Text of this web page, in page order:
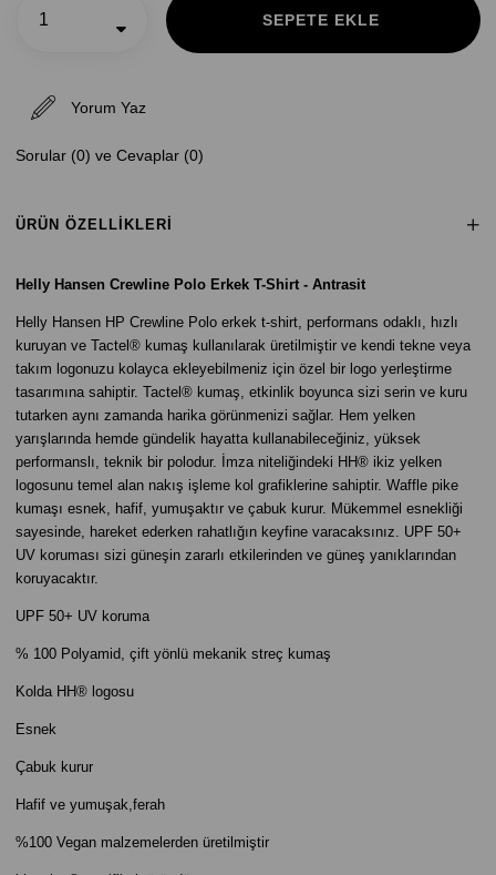
Yorum Yaz
Sorular (0) ve Cevaplar (0)
ÜRÜN ÖZELLIKLERI
Helly Hansen Crewline Polo Erkek T-Shirt - Antrasit
Helly Hansen HP Crewline Polo erkek t-shirt, performans odaklı, hızlı
kuruyan ve Tactel® kumaş kullanılarak üretilmiştir ve kendi tekne veya
takım logonuzu kolayca ekleyebilmeniz için özel bir logo yerleştirme
tasarımına sahiptir. Tactel® kumaş, etkinlik boyunca sizi serin ve kuru
tutarken aynı zamanda harika görünmenizi sağlar. Hem yelken
yarışlarında hemde gündelik hayatta kullanabileceğiniz, yüksek
performanslı, teknik bir polodur. İmza niteliğindeki HH® ikiz yelken
logosunu temel alan nakış işleme kol grafiklerine sahiptir. Waffle pike
kumaşı esnek, hafif, yumuşaktır ve çabuk kurur. Mükemmel esnekliği
sayesinde, hareket ederken rahatlığın keyfine varacaksınız. UPF 50+
UV koruması sizi güneşin zararlı etkilerinden ve güneş yanıklarından
koruyacaktır.
UPF 50+ UV koruma
% 100 Polyamid, çift yönlü mekanik streç kumaş
Kolda HH® logosu
Esnek
Çabuk kurur
Hafif ve yumuşak,ferah
%100 Vegan malzemelerden üretilmiştir